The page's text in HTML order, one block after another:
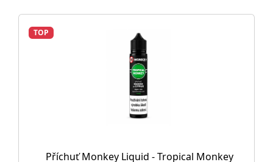
TOP
Příchuť Monkey Liquid - Tropical Monkey